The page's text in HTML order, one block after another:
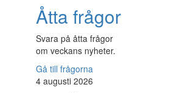
Åtta frågor
Svara på åtta frågor
om veckans nyheter.
Gå till frågorna
4 augusti 2026